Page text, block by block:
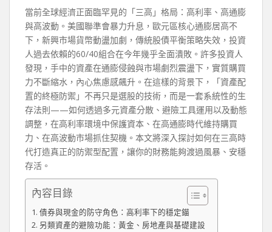
當前全球經濟正面臨罕見的「三高」格局：高利率、高通膨
與高波動。美國聯準會暴力升息，歐元區核心通膨居高不
下，新興市場貨幣動盪加劇，傳統股債平衡策略失效，投資
人過去依賴的60/40組合在今年幾乎全面潰敗。許多投資人
發現，手中的資產在通膨侵蝕與市場劇烈震盪下，實質購買
力不斷縮水，內心焦慮感飆升。在這樣的背景下，「資產配
置的終極防禦」不再只是選股的技術，而是一套系統性的生
存法則——如何透過多元資產分散、避險工具運用以及動態
調整，在高利率環境中保護資本、在高通膨時代維持購買
力、在高波動市場抓住契機。本文將深入探討如何在三高時
代打造真正的防禦型配置，讓你的財務能夠渡過風暴、安穩
存活。
內容目錄
債券與現金的防守角色：高利率下的穩定錨
另類資產的避險功能：黃金、房地產與基礎建設